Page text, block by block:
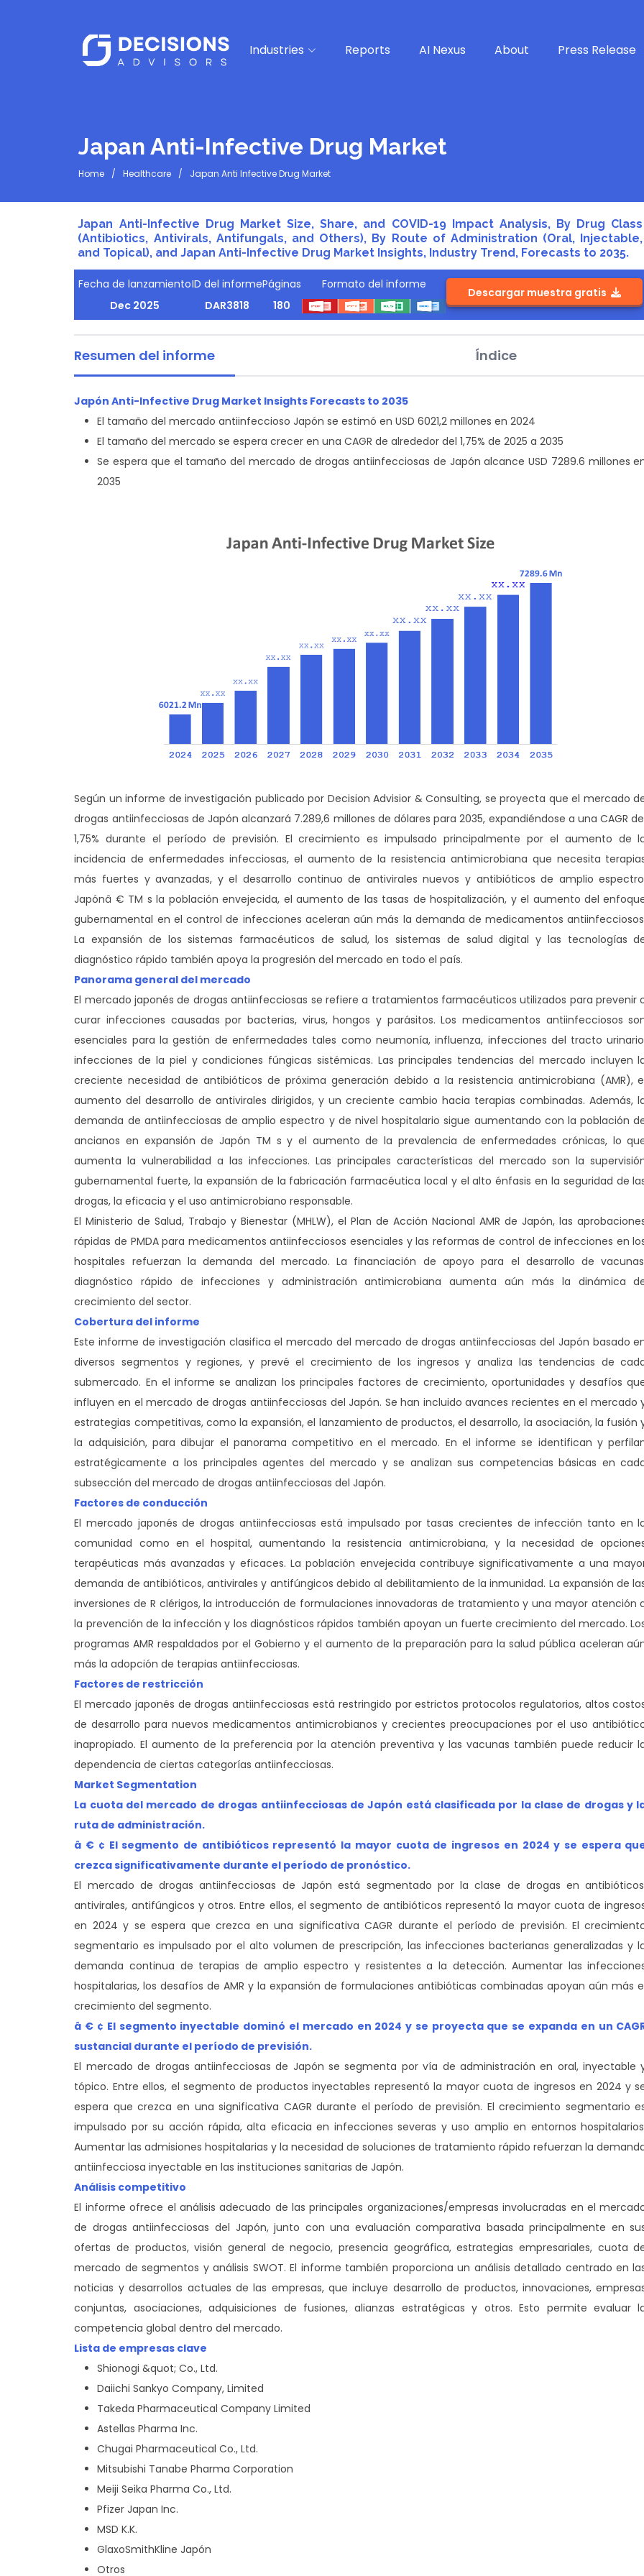
Industries Reports AI Nexus About Press Release
Japan Anti-Infective Drug Market
Home Healthcare Japan Anti Infective Drug Market
Japan Anti-Infective Drug Market Size, Share, and COVID-19 Impact Analysis, By Drug Class
(Antibiotics, Antivirals, Antifungals, and Others), By Route of Administration (Oral, Injectable,
and Topical), and Japan Anti-Infective Drug Market Insights, Industry Trend, Forecasts to 2035.
Fecha de lanzamiento
Dec 2025
ID del informe
DAR3818
Páginas
180
Formato del informe
Descargar muestra gratis
Resumen del informe Índice
Japón Anti-Infective Drug Market Insights Forecasts to 2035
El tamaño del mercado antiinfeccioso Japón se estimó en USD 6021,2 millones en 2024
El tamaño del mercado se espera crecer en una CAGR de alrededor del 1,75% de 2025 a 2035
Se espera que el tamaño del mercado de drogas antiinfecciosas de Japón alcance USD 7289.6 millones
2035
Según un informe de investigación publicado por Decision Advisior & Consulting, se proyecta que el mercado
drogas antiinfecciosas de Japón alcanzará 7.289,6 millones de dólares para 2035, expandiéndose a una CAGR
1,75% durante el período de previsión. El crecimiento es impulsado principalmente por el aumento de
incidencia de enfermedades infecciosas, el aumento de la resistencia antimicrobiana que necesita
más fuertes y avanzadas, y el desarrollo continuo de antivirales nuevos y antibióticos de amplio
Japónâ € TM s la población envejecida, el aumento de las tasas de hospitalización, y el aumento del
gubernamental en el control de infecciones aceleran aún más la demanda de medicamentos
La expansión de los sistemas farmacéuticos de salud, los sistemas de salud digital y las tecnologías
diagnóstico rápido también apoya la progresión del mercado en todo el país.
Panorama general del mercado
El mercado japonés de drogas antiinfecciosas se refiere a tratamientos farmacéuticos utilizados para prevenir
curar infecciones causadas por bacterias, virus, hongos y parásitos. Los medicamentos antiinfecciosos
esenciales para la gestión de enfermedades tales como neumonía, influenza, infecciones del tracto
infecciones de la piel y condiciones fúngicas sistémicas. Las principales tendencias del mercado incluyen
creciente necesidad de antibióticos de próxima generación debido a la resistencia antimicrobiana (AMR),
aumento del desarrollo de antivirales dirigidos, y un creciente cambio hacia terapias combinadas. Además,
demanda de antiinfecciosas de amplio espectro y de nivel hospitalario sigue aumentando con la población
ancianos en expansión de Japón TM s y el aumento de la prevalencia de enfermedades crónicas, lo
aumenta la vulnerabilidad a las infecciones. Las principales características del mercado son la
gubernamental fuerte, la expansión de la fabricación farmacéutica local y el alto énfasis en la seguridad de
drogas, la eficacia y el uso antimicrobiano responsable.
El Ministerio de Salud, Trabajo y Bienestar (MHLW), el Plan de Acción Nacional AMR de Japón, las
rápidas de PMDA para medicamentos antiinfecciosos esenciales y las reformas de control de infecciones en
hospitales refuerzan la demanda del mercado. La financiación de apoyo para el desarrollo de
diagnóstico rápido de infecciones y administración antimicrobiana aumenta aún más la dinámica
crecimiento del sector.
Cobertura del informe
Este informe de investigación clasifica el mercado del mercado de drogas antiinfecciosas del Japón basado
diversos segmentos y regiones, y prevé el crecimiento de los ingresos y analiza las tendencias de
submercado. En el informe se analizan los principales factores de crecimiento, oportunidades y desafíos
influyen en el mercado de drogas antiinfecciosas del Japón. Se han incluido avances recientes en el mercado
estrategias competitivas, como la expansión, el lanzamiento de productos, el desarrollo, la asociación, la fusión
la adquisición, para dibujar el panorama competitivo en el mercado. En el informe se identifican y
estratégicamente a los principales agentes del mercado y se analizan sus competencias básicas en
subsección del mercado de drogas antiinfecciosas del Japón.
Factores de conducción
El mercado japonés de drogas antiinfecciosas está impulsado por tasas crecientes de infección tanto en
comunidad como en el hospital, aumentando la resistencia antimicrobiana, y la necesidad de
terapéuticas más avanzadas y eficaces. La población envejecida contribuye significativamente a una
demanda de antibióticos, antivirales y antifúngicos debido al debilitamiento de la inmunidad. La expansión de
inversiones de R clérigos, la introducción de formulaciones innovadoras de tratamiento y una mayor atención
la prevención de la infección y los diagnósticos rápidos también apoyan un fuerte crecimiento del mercado.
programas AMR respaldados por el Gobierno y el aumento de la preparación para la salud pública aceleran
más la adopción de terapias antiinfecciosas.
Factores de restricción
El mercado japonés de drogas antiinfecciosas está restringido por estrictos protocolos regulatorios, altos
de desarrollo para nuevos medicamentos antimicrobianos y crecientes preocupaciones por el uso
inapropiado. El aumento de la preferencia por la atención preventiva y las vacunas también puede reducir
dependencia de ciertas categorías antiinfecciosas.
Market Segmentation
La cuota del mercado de drogas antiinfecciosas de Japón está clasificada por la clase de drogas y
ruta de administración.
â € ¢ El segmento de antibióticos representó la mayor cuota de ingresos en 2024 y se espera
crezca significativamente durante el período de pronóstico.
El mercado de drogas antiinfecciosas de Japón está segmentado por la clase de drogas en
antivirales, antifúngicos y otros. Entre ellos, el segmento de antibióticos representó la mayor cuota de
en 2024 y se espera que crezca en una significativa CAGR durante el período de previsión. El
segmentario es impulsado por el alto volumen de prescripción, las infecciones bacterianas generalizadas y
demanda continua de terapias de amplio espectro y resistentes a la detección. Aumentar las
hospitalarias, los desafíos de AMR y la expansión de formulaciones antibióticas combinadas apoyan aún más
crecimiento del segmento.
â € ¢ El segmento inyectable dominó el mercado en 2024 y se proyecta que se expanda en un
sustancial durante el período de previsión.
El mercado de drogas antiinfecciosas de Japón se segmenta por vía de administración en oral, inyectable
tópico. Entre ellos, el segmento de productos inyectables representó la mayor cuota de ingresos en 2024 y
espera que crezca en una significativa CAGR durante el período de previsión. El crecimiento segmentario
impulsado por su acción rápida, alta eficacia en infecciones severas y uso amplio en entornos
Aumentar las admisiones hospitalarias y la necesidad de soluciones de tratamiento rápido refuerzan la
antiinfecciosa inyectable en las instituciones sanitarias de Japón.
Análisis competitivo
El informe ofrece el análisis adecuado de las principales organizaciones/empresas involucradas en el
de drogas antiinfecciosas del Japón, junto con una evaluación comparativa basada principalmente en
ofertas de productos, visión general de negocio, presencia geográfica, estrategias empresariales, cuota
mercado de segmentos y análisis SWOT. El informe también proporciona un análisis detallado centrado en
noticias y desarrollos actuales de las empresas, que incluye desarrollo de productos, innovaciones,
conjuntas, asociaciones, adquisiciones de fusiones, alianzas estratégicas y otros. Esto permite evaluar
competencia global dentro del mercado.
Lista de empresas clave
Shionogi &quot; Co., Ltd.
Daiichi Sankyo Company, Limited
Takeda Pharmaceutical Company Limited
Astellas Pharma Inc.
Chugai Pharmaceutical Co., Ltd.
Mitsubishi Tanabe Pharma Corporation
Meiji Seika Pharma Co., Ltd.
Pfizer Japan Inc.
MSD K.K.
GlaxoSmithKline Japón
Otros